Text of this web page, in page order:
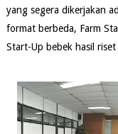
yang segera dikerjakan
format berbeda, Farm
Start-Up bebek hasil